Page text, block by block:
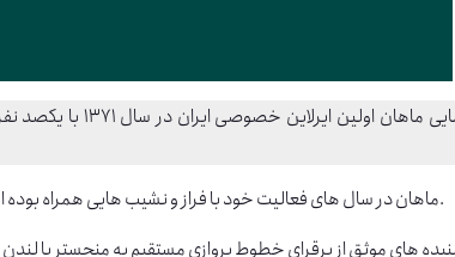
ماهان
ماهان در سال های فعالیت خود با فراز و نشیب هایی همراه بوده اما همچنان پروازهای خود به شهرهای مهم دنیا را برقرار و ایمن نگاه داشته است.
های موثق از برقرای خطوط پروازی مستقیم به منچستر یالندن